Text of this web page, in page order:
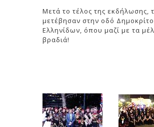
Μετά το τέλος της εκδήλωσης,
μετέβησαν στην οδό
Ελληνίδων, όπου μαζί με τα
βραδιά!